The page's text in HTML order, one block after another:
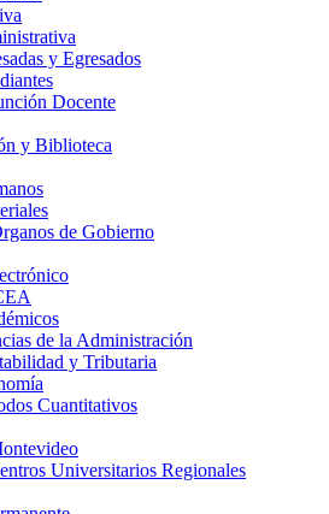
y Egresados
Docente
y Biblioteca
de Gobierno
de la Administración
y Tributaria
Cuantitativos
Universitarios Regionales